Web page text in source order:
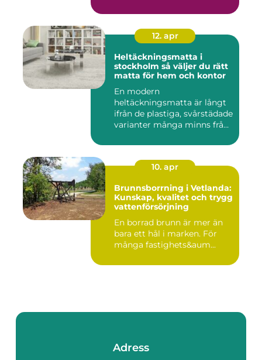
12. apr
Heltäckningsmatta i
stockholm så väljer du rätt
matta för hem och kontor
En modern
heltäckningsmatta är långt
ifrån de plastiga, svårstädade
varianter många minns från
10. apr
Brunnsborrning i Vetlanda:
Kunskap, kvalitet och trygg
vattenförsörjning
En borrad brunn är mer än
bara ett hål i marken. För
många fastighets&aum...
Adress